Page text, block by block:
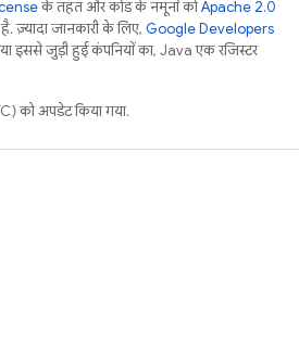
के तहत और कोड के नमूनों कोApache 2.0
ज़्यादा जानकारी के लिए, Google Developers
इससे जुड़ी हुई कंपनियों का, Java एक रजिस्टर
को अपडेट किया गया.